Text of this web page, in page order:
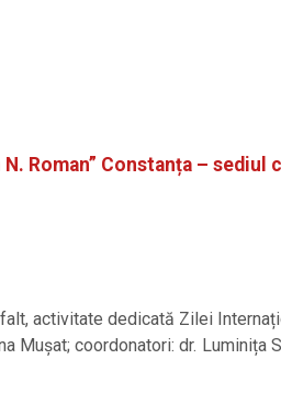
Roman” Constanța – sediul
activitate dedicată Zilei
Mușat; coordonatori: dr. Luminița